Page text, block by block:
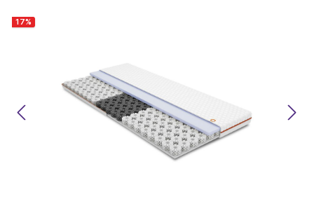
17%